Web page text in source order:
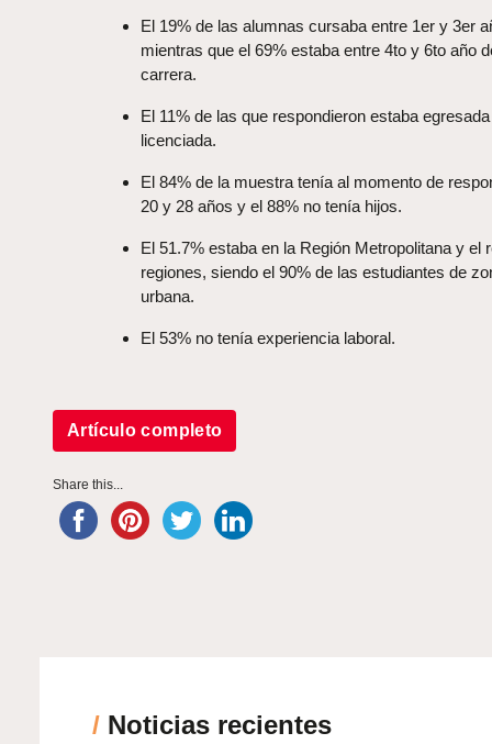
El 19% de las alumnas cursaba entre 1er y 3er
mientras que el 69% estaba entre 4to y 6to año
carrera.
El 11% de las que respondieron estaba
licenciada.
El 84% de la muestra tenía al momento de
20 y 28 años y el 88% no tenía hijos.
El 51.7% estaba en la Región Metropolitana y el
regiones, siendo el 90% de las estudiantes de
urbana.
El 53% no tenía experiencia laboral.
Artículo completo
Share this...
/ Noticias recientes